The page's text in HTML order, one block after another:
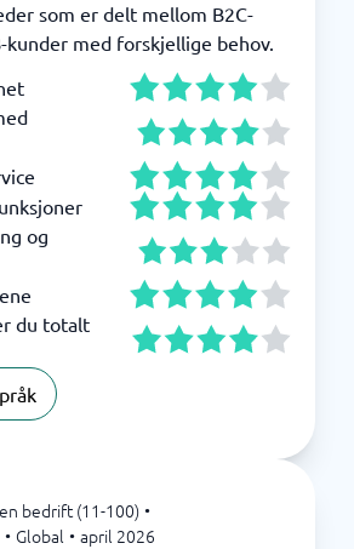
som er delt mellom B2C-
kunder med forskjellige behov.
og
du totalt
bedrift (11-100) •
• Global • april 2026